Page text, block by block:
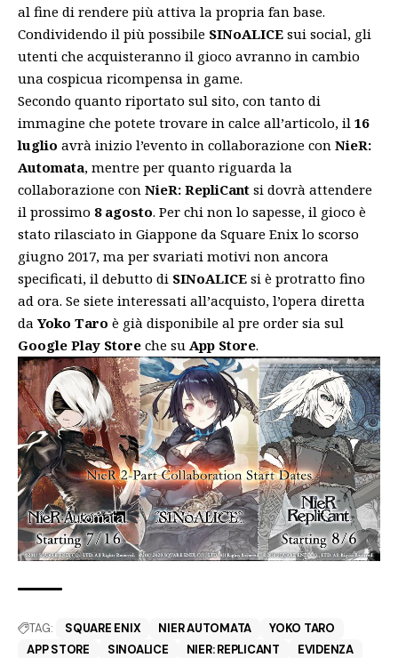
al fine di rendere più attiva la propria fan base.
Condividendo il più possibile SINoALICE sui social, gli
utenti che acquisteranno il gioco avranno in cambio
una cospicua ricompensa in game.
Secondo quanto riportato sul sito, con tanto di
immagine che potete trovare in calce all’articolo, il 16
luglio avrà inizio l’evento in collaborazione con NieR:
Automata, mentre per quanto riguarda la
collaborazione con NieR: RepliCant si dovrà attendere
il prossimo 8 agosto. Per chi non lo sapesse, il gioco è
stato rilasciato in Giappone da Square Enix lo scorso
giugno 2017, ma per svariati motivi non ancora
specificati, il debutto di SINoALICE si è protratto fino
ad ora. Se siete interessati all’acquisto, l’opera diretta
da Yoko Taro è già disponibile al pre order sia sul
Google Play Store che su App Store.
TAG: SQUARE ENIX NIER AUTOMATA
YOKO TARO
APP STORE
SINOALICE NIER: REPLICANT
EVIDENZA